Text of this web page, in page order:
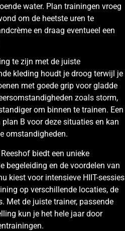
water. Plan trainingen vroeg
om de heetste uren te
en draag eventueel een
te zijn met de juiste
kleding houdt je droog terwijl je
met goede grip voor gladde
zoals storm,
om binnen te trainen. Een
B voor deze situaties en kan
omstandigheden.
biedt een unieke
begeleiding en de voordelen van
kiest voor intensieve HIIT-sessies
op verschillende locaties, de
Met de juiste trainer, passende
kun je het hele jaar door